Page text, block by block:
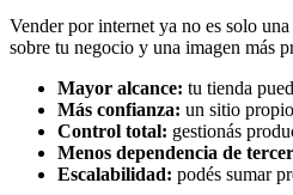
Vender por internet ya no es solo
sobre tu negocio y una imagen más
Mayor alcance: tu tienda
Más confianza: un sitio
Control total: gestionás
Menos dependencia de
Escalabilidad: podés sumar